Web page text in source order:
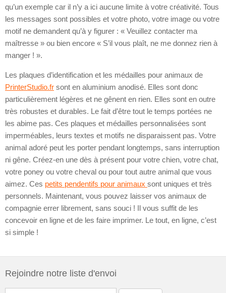
qu’un exemple car il n’y a ici aucune limite à votre créativité. Tous
les messages sont possibles et votre photo, votre image ou votre
motif ne demandent qu’à y figurer : « Veuillez contacter ma
maîtresse » ou bien encore « S’il vous plaît, ne me donnez rien à
manger ! ».
Les plaques d’identification et les médailles pour animaux de
PrinterStudio.fr sont en aluminium anodisé. Elles sont donc
particulièrement légères et ne gênent en rien. Elles sont en outre
très robustes et durables. Le fait d’être tout le temps portées ne
les abime pas. Ces plaques et médailles personnalisées sont
imperméables, leurs textes et motifs ne disparaissent pas. Votre
animal adoré peut les porter pendant longtemps, sans interruption
ni gêne. Créez-en une dès à présent pour votre chien, votre chat,
votre poney ou votre cheval ou pour tout autre animal que vous
aimez. Ces petits pendentifs pour animaux sont uniques et très
personnels. Maintenant, vous pouvez laisser vos animaux de
compagnie errer librement, sans souci ! Il vous suffit de les
concevoir en ligne et de les faire imprimer. Le tout, en ligne, c’est
si simple !
Rejoindre notre liste d'envoi